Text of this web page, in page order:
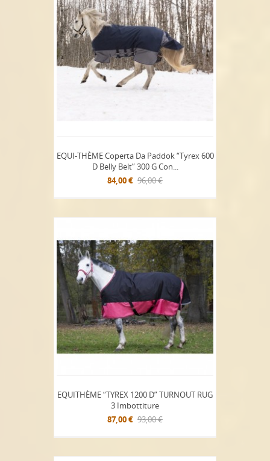
EQUI-THÈME Coperta Da Paddok “Tyrex 600
D Belly Belt” 300 G Con...
84,00 € 96,00 €
EQUITHÈME “TYREX 1200 D” TURNOUT RUG
3 Imbottiture
87,00 € 93,00 €